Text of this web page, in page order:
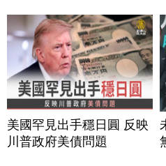
美國罕見出手穩日圓 反映
川普政府美債問題